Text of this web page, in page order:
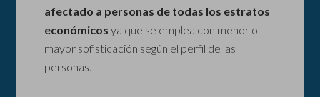
afectado a personas de todas los estratos
económicos ya que se emplea con menor o
mayor sofisticación según el perfil de las
personas.